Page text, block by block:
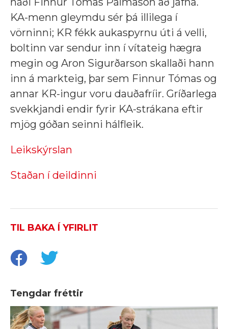
KA-menn gleymdu sér þá illilega í
vörninni; KR fékk aukaspyrnu úti á velli,
boltinn var sendur inn í vítateig hægra
megin og Aron Sigurðarson skallaði hann
inn á markteig, þar sem Finnur Tómas og
annar KR-ingur voru dauðafríir. Gríðarlega
svekkjandi endir fyrir KA-strákana eftir
mjög góðan seinni hálfleik.
Leikskýrslan
Staðan í deildinni
TIL BAKA Í YFIRLIT
Tengdar fréttir